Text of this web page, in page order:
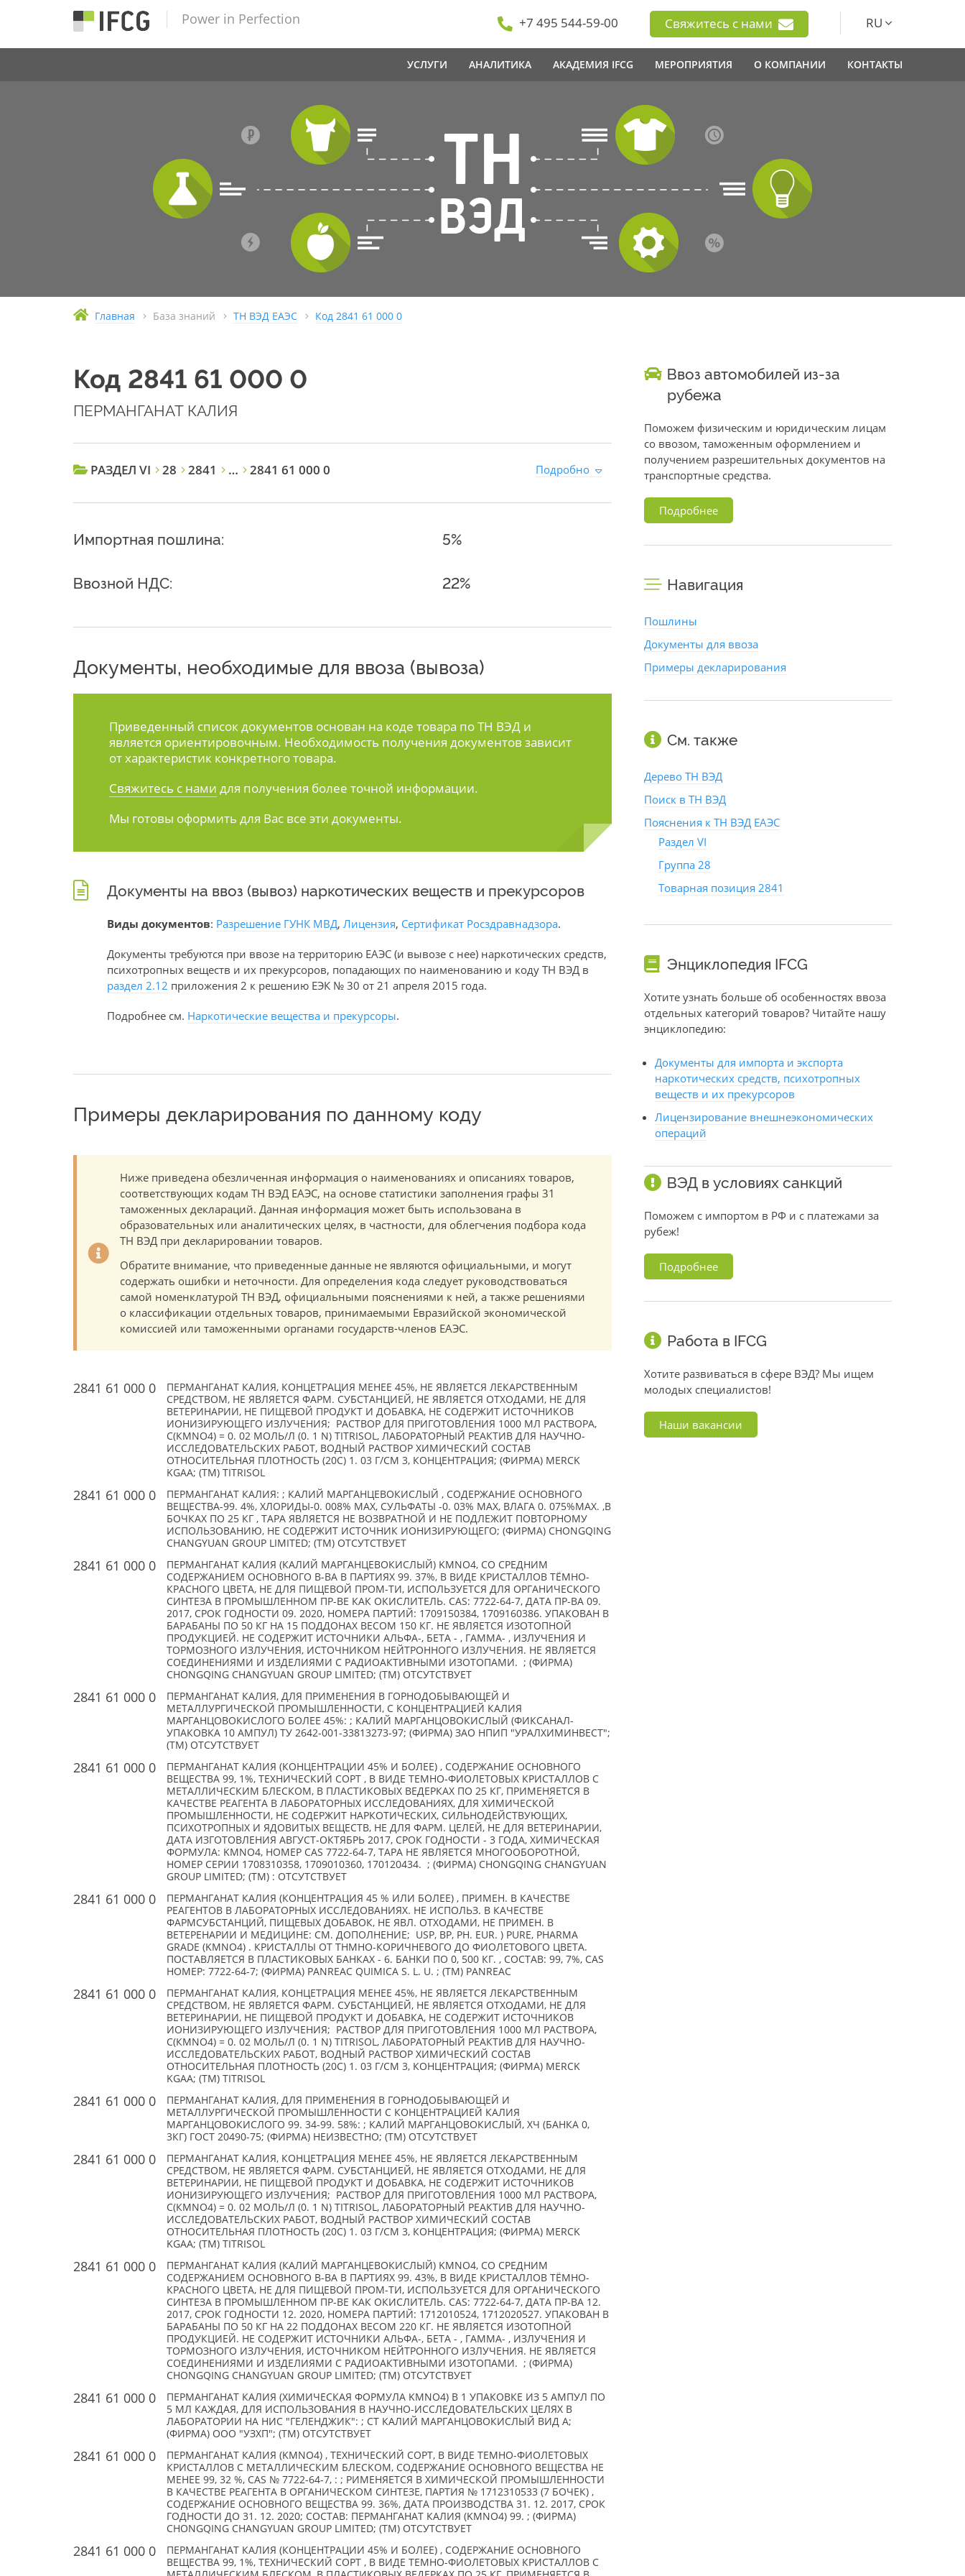
Power in Perfection +7 495 544-59-00 Свяжитесь с нами RU
УСЛУГИ АНАЛИТИКА АКАДЕМИЯ IFCG МЕРОПРИЯТИЯ О КОМПАНИИ КОНТАКТЫ
Главная База знаний ТН ВЭД ЕАЭС Код 2841 61 000 0
Код 2841 61 000 0
ПЕРМАНГАНАТ КАЛИЯ
РАЗДЕЛ VI 28 2841 … 2841 61 000 0 Подробно
Импортная пошлина: 5%
Ввозной НДС: 22%
Документы, необходимые для ввоза (вывоза)
Приведенный список документов основан на коде товара по ТН ВЭД и
является ориентировочным. Необходимость получения документов зависит
от характеристик конкретного товара.
Свяжитесь с нами для получения более точной информации.
Мы готовы оформить для Вас все эти документы.
Документы на ввоз (вывоз) наркотических веществ и прекурсоров
Виды документов: Разрешение ГУНК МВД, Лицензия, Сертификат Росздравнадзора.
Документы требуются при ввозе на территорию ЕАЭС (и вывозе с нее) наркотических средств,
психотропных веществ и их прекурсоров, попадающих по наименованию и коду ТН ВЭД в
раздел 2.12 приложения 2 к решению ЕЭК № 30 от 21 апреля 2015 года.
Подробнее см. Наркотические вещества и прекурсоры.
Примеры декларирования по данному коду
Ниже приведена обезличенная информация о наименованиях и описаниях товаров,
соответствующих кодам ТН ВЭД ЕАЭС, на основе статистики заполнения графы 31
таможенных деклараций. Данная информация может быть использована в
образовательных или аналитических целях, в частности, для облегчения подбора кода
ТН ВЭД при декларировании товаров.
Обратите внимание, что приведенные данные не являются официальными, и могут
содержать ошибки и неточности. Для определения кода следует руководствоваться
самой номенклатурой ТН ВЭД, официальными пояснениями к ней, а также решениями
о классификации отдельных товаров, принимаемыми Евразийской экономической
комиссией или таможенными органами государств-членов ЕАЭС.
2841 61 000 0
ПЕРМАНГАНАТ КАЛИЯ, КОНЦЕТРАЦИЯ МЕНЕЕ 45%, НЕ ЯВЛЯЕТСЯ ЛЕКАРСТВЕННЫМ
СРЕДСТВОМ, НЕ ЯВЛЯЕТСЯ ФАРМ. СУБСТАНЦИЕЙ, НЕ ЯВЛЯЕТСЯ ОТХОДАМИ, НЕ ДЛЯ
ВЕТЕРИНАРИИ, НЕ ПИЩЕВОЙ ПРОДУКТ И ДОБАВКА, НЕ СОДЕРЖИТ ИСТОЧНИКОВ
ИОНИЗИРУЮЩЕГО ИЗЛУЧЕНИЯ; РАСТВОР ДЛЯ ПРИГОТОВЛЕНИЯ 1000 МЛ РАСТВОРА,
C(КMNO4) = 0. 02 МОЛЬ/Л (0. 1 N) TITRISOL, ЛАБОРАТОРНЫЙ РЕАКТИВ ДЛЯ НАУЧНО-
ИССЛЕДОВАТЕЛЬСКИХ РАБОТ, ВОДНЫЙ РАСТВОР ХИМИЧЕСКИЙ СОСТАВ
ОТНОСИТЕЛЬНАЯ ПЛОТНОСТЬ (20C) 1. 03 Г/СМ 3, КОНЦЕНТРАЦИЯ; (ФИРМА) MERCK
KGAA; (TM) TITRISOL
2841 61 000 0
ПЕРМАНГАНАТ КАЛИЯ: ; КАЛИЙ МАРГАНЦЕВОКИСЛЫЙ , СОДЕРЖАНИЕ ОСНОВНОГО
ВЕЩЕСТВА-99. 4%, ХЛОРИДЫ-0. 008% МАХ, СУЛЬФАТЫ -0. 03% МАХ, ВЛАГА 0. 075%МАХ. ,В
БОЧКАХ ПО 25 КГ , ТАРА ЯВЛЯЕТСЯ НЕ ВОЗВРАТНОЙ И НЕ ПОДЛЕЖИТ ПОВТОРНОМУ
ИСПОЛЬЗОВАНИЮ, НЕ СОДЕРЖИТ ИСТОЧНИК ИОНИЗИРУЮЩЕГО; (ФИРМА) CHONGQING
CHANGYUAN GROUP LIMITED; (TM) ОТСУТСТВУЕТ
2841 61 000 0
ПЕРМАНГАНАТ КАЛИЯ (КАЛИЙ МАРГАНЦЕВОКИСЛЫЙ) KMNO4, СО СРЕДНИМ
СОДЕРЖАНИЕМ ОСНОВНОГО В-ВА В ПАРТИЯХ 99. 37%, В ВИДЕ КРИСТАЛЛОВ ТЁМНО-
КРАСНОГО ЦВЕТА, НЕ ДЛЯ ПИЩЕВОЙ ПРОМ-ТИ, ИСПОЛЬЗУЕТСЯ ДЛЯ ОРГАНИЧЕСКОГО
СИНТЕЗА В ПРОМЫШЛЕННОМ ПР-ВЕ КАК ОКИСЛИТЕЛЬ. CAS: 7722-64-7, ДАТА ПР-ВА 09.
2017, СРОК ГОДНОСТИ 09. 2020, НОМЕРА ПАРТИЙ: 1709150384, 1709160386. УПАКОВАН В
БАРАБАНЫ ПО 50 КГ НА 15 ПОДДОНАХ ВЕСОМ 150 КГ. НЕ ЯВЛЯЕТСЯ ИЗОТОПНОЙ
ПРОДУКЦИЕЙ. НЕ СОДЕРЖИТ ИСТОЧНИКИ АЛЬФА-, БЕТА - , ГАММА- , ИЗЛУЧЕНИЯ И
ТОРМОЗНОГО ИЗЛУЧЕНИЯ, ИСТОЧНИКОМ НЕЙТРОННОГО ИЗЛУЧЕНИЯ. НЕ ЯВЛЯЕТСЯ
СОЕДИНЕНИЯМИ И ИЗДЕЛИЯМИ С РАДИОАКТИВНЫМИ ИЗОТОПАМИ. ; (ФИРМА)
CHONGQING CHANGYUAN GROUP LIMITED; (TM) ОТСУТСТВУЕТ
2841 61 000 0
ПЕРМАНГАНАТ КАЛИЯ, ДЛЯ ПРИМЕНЕНИЯ В ГОРНОДОБЫВАЮЩЕЙ И
МЕТАЛЛУРГИЧЕСКОЙ ПРОМЫШЛЕННОСТИ, С КОНЦЕНТРАЦИЕЙ КАЛИЯ
МАРГАНЦОВОКИСЛОГО БОЛЕЕ 45%: ; КАЛИЙ МАРГАНЦОВОКИСЛЫЙ (ФИКСАНАЛ-
УПАКОВКА 10 АМПУЛ) ТУ 2642-001-33813273-97; (ФИРМА) ЗАО НПИП "УРАЛХИМИНВЕСТ";
(TM) ОТСУТСТВУЕТ
2841 61 000 0
ПЕРМАНГАНАТ КАЛИЯ (КОНЦЕНТРАЦИИ 45% И БОЛЕЕ) , СОДЕРЖАНИЕ ОСНОВНОГО
ВЕЩЕСТВА 99, 1%, ТЕХНИЧЕСКИЙ СОРТ , В ВИДЕ ТЕМНО-ФИОЛЕТОВЫХ КРИСТАЛЛОВ С
МЕТАЛЛИЧЕСКИМ БЛЕСКОМ, В ПЛАСТИКОВЫХ ВЕДЕРКАХ ПО 25 КГ, ПРИМЕНЯЕТСЯ В
КАЧЕСТВЕ РЕАГЕНТА В ЛАБОРАТОРНЫХ ИССЛЕДОВАНИЯХ, ДЛЯ ХИМИЧЕСКОЙ
ПРОМЫШЛЕННОСТИ, НЕ СОДЕРЖИТ НАРКОТИЧЕСКИХ, СИЛЬНОДЕЙСТВУЮЩИХ,
ПСИХОТРОПНЫХ И ЯДОВИТЫХ ВЕЩЕСТВ, НЕ ДЛЯ ФАРМ. ЦЕЛЕЙ, НЕ ДЛЯ ВЕТЕРИНАРИИ,
ДАТА ИЗГОТОВЛЕНИЯ АВГУСТ-ОКТЯБРЬ 2017, СРОК ГОДНОСТИ - 3 ГОДА, ХИМИЧЕСКАЯ
ФОРМУЛА: KMNO4, НОМЕР CAS 7722-64-7, ТАРА НЕ ЯВЛЯЕТСЯ МНОГООБОРОТНОЙ,
НОМЕР СЕРИИ 1708310358, 1709010360, 170120434. ; (ФИРМА) CHONGQING CHANGYUAN
GROUP LIMITED; (TM) : ОТСУТСТВУЕТ
2841 61 000 0
ПЕРМАНГАНАТ КАЛИЯ (КОНЦЕНТРАЦИЯ 45 % ИЛИ БОЛЕЕ) , ПРИМЕН. В КАЧЕСТВЕ
РЕАГЕНТОВ В ЛАБОРАТОРНЫХ ИССЛЕДОВАНИЯХ. НЕ ИСПОЛЬЗ. В КАЧЕСТВЕ
ФАРМСУБСТАНЦИЙ, ПИЩЕВЫХ ДОБАВОК, НЕ ЯВЛ. ОТХОДАМИ, НЕ ПРИМЕН. В
ВЕТЕРЕНАРИИ И МЕДИЦИНЕ: СМ. ДОПОЛНЕНИЕ; USP, BP, PH. EUR. ) PURE, PHARMA
GRADE (KMNO4) . КРИСТАЛЛЫ ОТ ТНМНО-КОРИЧНЕВОГО ДО ФИОЛЕТОВОГО ЦВЕТА.
ПОСТАВЛЯЕТСЯ В ПЛАСТИКОВЫХ БАНКАХ - 6. БАНКИ ПО 0, 500 КГ. , СОСТАВ: 99, 7%, CAS
НОМЕР: 7722-64-7; (ФИРМА) PANREAC QUIMICA S. L. U. ; (TM) PANREAC
2841 61 000 0
ПЕРМАНГАНАТ КАЛИЯ, КОНЦЕТРАЦИЯ МЕНЕЕ 45%, НЕ ЯВЛЯЕТСЯ ЛЕКАРСТВЕННЫМ
СРЕДСТВОМ, НЕ ЯВЛЯЕТСЯ ФАРМ. СУБСТАНЦИЕЙ, НЕ ЯВЛЯЕТСЯ ОТХОДАМИ, НЕ ДЛЯ
ВЕТЕРИНАРИИ, НЕ ПИЩЕВОЙ ПРОДУКТ И ДОБАВКА, НЕ СОДЕРЖИТ ИСТОЧНИКОВ
ИОНИЗИРУЮЩЕГО ИЗЛУЧЕНИЯ; РАСТВОР ДЛЯ ПРИГОТОВЛЕНИЯ 1000 МЛ РАСТВОРА,
C(КMNO4) = 0. 02 МОЛЬ/Л (0. 1 N) TITRISOL, ЛАБОРАТОРНЫЙ РЕАКТИВ ДЛЯ НАУЧНО-
ИССЛЕДОВАТЕЛЬСКИХ РАБОТ, ВОДНЫЙ РАСТВОР ХИМИЧЕСКИЙ СОСТАВ
ОТНОСИТЕЛЬНАЯ ПЛОТНОСТЬ (20C) 1. 03 Г/СМ 3, КОНЦЕНТРАЦИЯ; (ФИРМА) MERCK
KGAA; (TM) TITRISOL
2841 61 000 0
ПЕРМАНГАНАТ КАЛИЯ, ДЛЯ ПРИМЕНЕНИЯ В ГОРНОДОБЫВАЮЩЕЙ И
МЕТАЛЛУРГИЧЕСКОЙ ПРОМЫШЛЕННОСТИ С КОНЦЕНТРАЦИЕЙ КАЛИЯ
МАРГАНЦОВОКИСЛОГО 99. 34-99. 58%: ; КАЛИЙ МАРГАНЦОВОКИСЛЫЙ, ХЧ (БАНКА 0,
3КГ) ГОСТ 20490-75; (ФИРМА) НЕИЗВЕСТНО; (TM) ОТСУТСТВУЕТ
2841 61 000 0
ПЕРМАНГАНАТ КАЛИЯ, КОНЦЕТРАЦИЯ МЕНЕЕ 45%, НЕ ЯВЛЯЕТСЯ ЛЕКАРСТВЕННЫМ
СРЕДСТВОМ, НЕ ЯВЛЯЕТСЯ ФАРМ. СУБСТАНЦИЕЙ, НЕ ЯВЛЯЕТСЯ ОТХОДАМИ, НЕ ДЛЯ
ВЕТЕРИНАРИИ, НЕ ПИЩЕВОЙ ПРОДУКТ И ДОБАВКА, НЕ СОДЕРЖИТ ИСТОЧНИКОВ
ИОНИЗИРУЮЩЕГО ИЗЛУЧЕНИЯ; РАСТВОР ДЛЯ ПРИГОТОВЛЕНИЯ 1000 МЛ РАСТВОРА,
C(КMNO4) = 0. 02 МОЛЬ/Л (0. 1 N) TITRISOL, ЛАБОРАТОРНЫЙ РЕАКТИВ ДЛЯ НАУЧНО-
ИССЛЕДОВАТЕЛЬСКИХ РАБОТ, ВОДНЫЙ РАСТВОР ХИМИЧЕСКИЙ СОСТАВ
ОТНОСИТЕЛЬНАЯ ПЛОТНОСТЬ (20C) 1. 03 Г/СМ 3, КОНЦЕНТРАЦИЯ; (ФИРМА) MERCK
KGAA; (TM) TITRISOL
2841 61 000 0
ПЕРМАНГАНАТ КАЛИЯ (КАЛИЙ МАРГАНЦЕВОКИСЛЫЙ) KMNO4, СО СРЕДНИМ
СОДЕРЖАНИЕМ ОСНОВНОГО В-ВА В ПАРТИЯХ 99. 43%, В ВИДЕ КРИСТАЛЛОВ ТЁМНО-
КРАСНОГО ЦВЕТА, НЕ ДЛЯ ПИЩЕВОЙ ПРОМ-ТИ, ИСПОЛЬЗУЕТСЯ ДЛЯ ОРГАНИЧЕСКОГО
СИНТЕЗА В ПРОМЫШЛЕННОМ ПР-ВЕ КАК ОКИСЛИТЕЛЬ. CAS: 7722-64-7, ДАТА ПР-ВА 12.
2017, СРОК ГОДНОСТИ 12. 2020, НОМЕРА ПАРТИЙ: 1712010524, 1712020527. УПАКОВАН В
БАРАБАНЫ ПО 50 КГ НА 22 ПОДДОНАХ ВЕСОМ 220 КГ. НЕ ЯВЛЯЕТСЯ ИЗОТОПНОЙ
ПРОДУКЦИЕЙ. НЕ СОДЕРЖИТ ИСТОЧНИКИ АЛЬФА-, БЕТА - , ГАММА- , ИЗЛУЧЕНИЯ И
ТОРМОЗНОГО ИЗЛУЧЕНИЯ, ИСТОЧНИКОМ НЕЙТРОННОГО ИЗЛУЧЕНИЯ. НЕ ЯВЛЯЕТСЯ
СОЕДИНЕНИЯМИ И ИЗДЕЛИЯМИ С РАДИОАКТИВНЫМИ ИЗОТОПАМИ. ; (ФИРМА)
CHONGQING CHANGYUAN GROUP LIMITED; (TM) ОТСУТСТВУЕТ
2841 61 000 0
ПЕРМАНГАНАТ КАЛИЯ (ХИМИЧЕСКАЯ ФОРМУЛА KMNO4) В 1 УПАКОВКЕ ИЗ 5 АМПУЛ ПО
5 МЛ КАЖДАЯ, ДЛЯ ИСПОЛЬЗОВАНИЯ В НАУЧНО-ИССЛЕДОВАТЕЛЬСКИХ ЦЕЛЯХ В
ЛАБОРАТОРИИ НА НИС "ГЕЛЕНДЖИК": ; СТ КАЛИЙ МАРГАНЦОВОКИСЛЫЙ ВИД А;
(ФИРМА) ООО "УЗХП"; (TM) ОТСУТСТВУЕТ
2841 61 000 0
ПЕРМАНГАНАТ КАЛИЯ (KMNO4) , ТЕХНИЧЕСКИЙ СОРТ, В ВИДЕ ТЕМНО-ФИОЛЕТОВЫХ
КРИСТАЛЛОВ С МЕТАЛЛИЧЕСКИМ БЛЕСКОМ, СОДЕРЖАНИЕ ОСНОВНОГО ВЕЩЕСТВА НЕ
МЕНЕЕ 99, 32 %, CAS № 7722-64-7, : ; РИМЕНЯЕТСЯ В ХИМИЧЕСКОЙ ПРОМЫШЛЕННОСТИ
В КАЧЕСТВЕ РЕАГЕНТА В ОРГАНИЧЕСКОМ СИНТЕЗЕ, ПАРТИЯ № 1712310533 (7 БОЧЕК) ,
СОДЕРЖАНИЕ ОСНОВНОГО ВЕЩЕСТВА 99. 36%, ДАТА ПРОИЗВОДСТВА 31. 12. 2017, СРОК
ГОДНОСТИ ДО 31. 12. 2020; СОСТАВ: ПЕРМАНГАНАТ КАЛИЯ (KMNO4) 99. ; (ФИРМА)
CHONGQING CHANGYUAN GROUP LIMITED; (TM) ОТСУТСТВУЕТ
2841 61 000 0
ПЕРМАНГАНАТ КАЛИЯ (КОНЦЕНТРАЦИИ 45% И БОЛЕЕ) , СОДЕРЖАНИЕ ОСНОВНОГО
ВЕЩЕСТВА 99, 1%, ТЕХНИЧЕСКИЙ СОРТ , В ВИДЕ ТЕМНО-ФИОЛЕТОВЫХ КРИСТАЛЛОВ С
Ввоз автомобилей из-за
рубежа
Поможем физическим и юридическим лицам
со ввозом, таможенным оформлением и
получением разрешительных документов на
транспортные средства.
Подробнее
Навигация
Пошлины
Документы для ввоза
Примеры декларирования
См. также
Дерево ТН ВЭД
Поиск в ТН ВЭД
Пояснения к ТН ВЭД ЕАЭС
Раздел VI
Группа 28
Товарная позиция 2841
Энциклопедия IFCG
Хотите узнать больше об особенностях ввоза
отдельных категорий товаров? Читайте нашу
энциклопедию:
Документы для импорта и экспорта
наркотических средств, психотропных
веществ и их прекурсоров
Лицензирование внешнеэкономических
операций
ВЭД в условиях санкций
Поможем с импортом в РФ и с платежами за
рубеж!
Подробнее
Работа в IFCG
Хотите развиваться в сфере ВЭД? Мы ищем
молодых специалистов!
Наши вакансии